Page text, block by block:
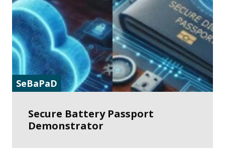
SeBaPaD
Secure Battery Passport
Demonstrator